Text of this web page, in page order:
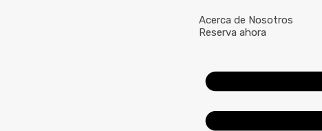
Acerca de Nosotros
Reserva ahora